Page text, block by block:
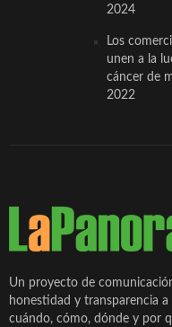
2024
Los
unen a la
cáncer de
2022
Un proyecto de
honestidad y transparencia
cuándo, cómo, dónde y por